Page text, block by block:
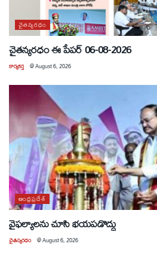
చైతన్యరధం
చైతన్యరధం ఈ పేపర్ 06-08-2026
కార్యకర్త @August 6, 2026
ఆంధ్రప్రదేశ్
వైఫల్యాలను చూసి భయపడొద్దు
చైతన్యరధం @August 6, 2026